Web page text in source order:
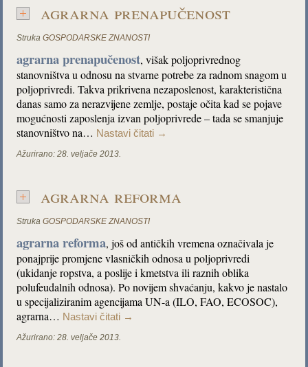
agrarna prenapučenost
Struka GOSPODARSKE ZNANOSTI
agrarna prenapučenost, višak poljoprivrednog
stanovništva u odnosu na stvarne potrebe za radnom snagom u
poljoprivredi. Takva prikrivena nezaposlenost, karakteristična
danas samo za nerazvijene zemlje, postaje očita kad se pojave
mogućnosti zaposlenja izvan poljoprivrede – tada se smanjuje
stanovništvo na… Nastavi čitati →
Ažurirano: 28. veljače 2013.
agrarna reforma
Struka GOSPODARSKE ZNANOSTI
agrarna reforma, još od antičkih vremena označivala je
ponajprije promjene vlasničkih odnosa u poljoprivredi
(ukidanje ropstva, a poslije i kmetstva ili raznih oblika
polufeudalnih odnosa). Po novijem shvaćanju, kakvo je nastalo
u specijaliziranim agencijama UN-a (ILO, FAO, ECOSOC),
agrarna… Nastavi čitati →
Ažurirano: 28. veljače 2013.